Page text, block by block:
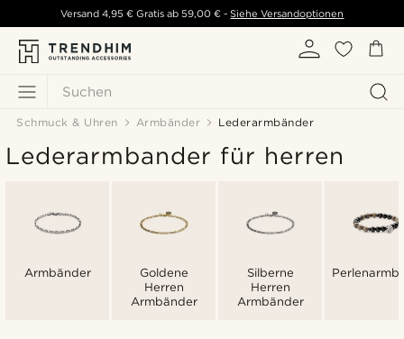
Suchen
Versand 4,95 € Gratis ab 59,00 € - Siehe Versandoptionen
Schmuck & Uhren Armbänder Lederarmbänder
Lederarmbander für herren
Armbänder
Goldene
Herren
Armbänder
Silberne
Herren
Armbänder